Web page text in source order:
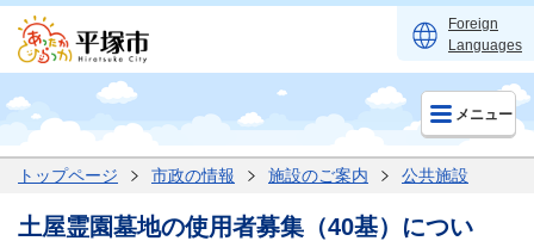
Foreign
Languages
メニュー
トップページ 市政の情報 施設のご案内 公共施設
土屋霊園墓地の使用者募集（40基）につい